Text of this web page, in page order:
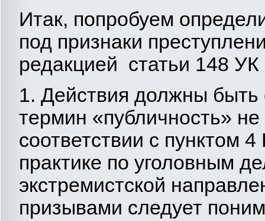
Итак, попробуем
под признаки
редакцией статьи 148
1. Действия должны
термин «публичность»
соответствии с
практике по уголовным
экстремистской
призывами следует